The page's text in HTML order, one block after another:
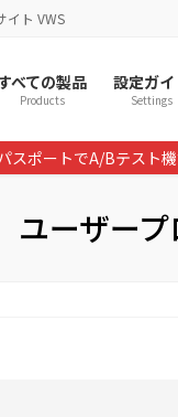
イト VWS
べての製品
Products
設定ガイ
Settings
スポートでA/Bテスト
ユーザー